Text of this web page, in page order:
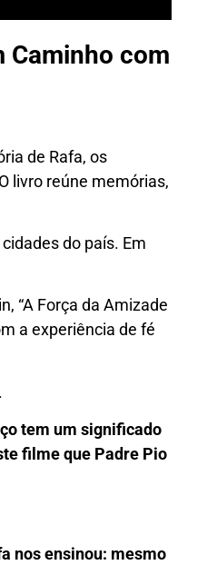
Caminho com
de Rafa, os
livro reúne memórias,
do país. Em
“A Força da Amizade
a experiência de fé
tem um significado
filme que Padre Pio
nos ensinou: mesmo